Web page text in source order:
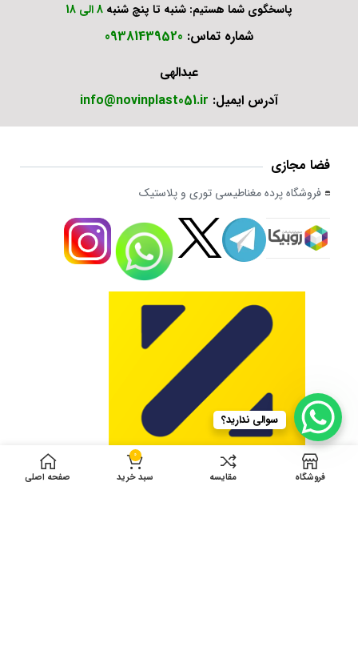
پاسخگوی شما هستیم: شنبه تا پنچ شنبه 8 الی 18
شماره تماس: 09381439520
عبدالهی
آدرس ایمیل: info@novinplast051.ir
فضا مجازی
فروشگاه پرده مغناطیسی توری و پلاستیک
سوالی ندارید؟
فروشگاه مقایسه
0
سبد خرید صفحه اصلی